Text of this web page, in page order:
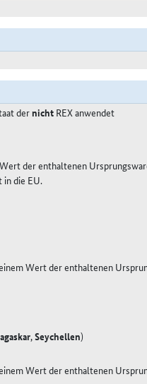
der nicht REX anwendet
der enthaltenen
die EU.
Wert der enthaltenen
,Seychellen)
Wert der enthaltenen